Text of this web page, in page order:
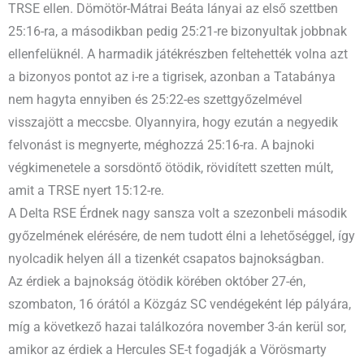
TRSE ellen. Dömötör-Mátrai Beáta lányai az első szettben
25:16-ra, a másodikban pedig 25:21-re bizonyultak jobbnak
ellenfelüknél. A harmadik játékrészben feltehették volna azt
a bizonyos pontot az i-re a tigrisek, azonban a Tatabánya
nem hagyta ennyiben és 25:22-es szettgyőzelmével
visszajött a meccsbe. Olyannyira, hogy ezután a negyedik
felvonást is megnyerte, méghozzá 25:16-ra. A bajnoki
végkimenetele a sorsdöntő ötödik, rövidített szetten múlt,
amit a TRSE nyert 15:12-re.
A Delta RSE Érdnek nagy sansza volt a szezonbeli második
győzelmének elérésére, de nem tudott élni a lehetőséggel, így
nyolcadik helyen áll a tizenkét csapatos bajnokságban.
Az érdiek a bajnokság ötödik körében október 27-én,
szombaton, 16 órától a Közgáz SC vendégeként lép pályára,
míg a következő hazai találkozóra november 3-án kerül sor,
amikor az érdiek a Hercules SE-t fogadják a Vörösmarty